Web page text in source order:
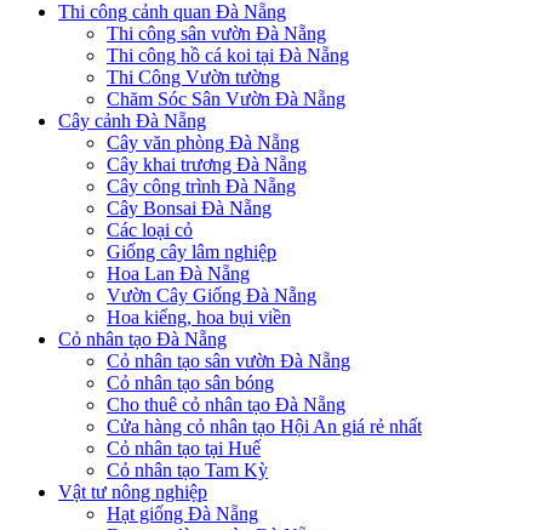
Thi công cảnh quan Đà Nẵng
Thi công sân vườn Đà Nẵng
Thi công hồ cá koi tại Đà Nẵng
Thi Công Vườn tường
Chăm Sóc Sân Vườn Đà Nẵng
Cây cảnh Đà Nẵng
Cây văn phòng Đà Nẵng
Cây khai trương Đà Nẵng
Cây công trình Đà Nẵng
Cây Bonsai Đà Nẵng
Các loại cỏ
Giống cây lâm nghiệp
Hoa Lan Đà Nẵng
Vườn Cây Giống Đà Nẵng
Hoa kiểng, hoa bụi viền
Cỏ nhân tạo Đà Nẵng
Cỏ nhân tạo sân vườn Đà Nẵng
Cỏ nhân tạo sân bóng
Cho thuê cỏ nhân tạo Đà Nẵng
Cửa hàng cỏ nhân tạo Hội An giá rẻ nhất
Cỏ nhân tạo tại Huế
Cỏ nhân tạo Tam Kỳ
Vật tư nông nghiệp
Hạt giống Đà Nẵng